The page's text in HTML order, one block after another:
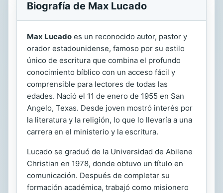
Biografía de Max Lucado
Max Lucado es un reconocido autor, pastor y
orador estadounidense, famoso por su estilo
único de escritura que combina el profundo
conocimiento bíblico con un acceso fácil y
comprensible para lectores de todas las
edades. Nació el 11 de enero de 1955 en San
Angelo, Texas. Desde joven mostró interés por
la literatura y la religión, lo que lo llevaría a una
carrera en el ministerio y la escritura.
Lucado se graduó de la Universidad de Abilene
Christian en 1978, donde obtuvo un título en
comunicación. Después de completar su
formación académica, trabajó como misionero